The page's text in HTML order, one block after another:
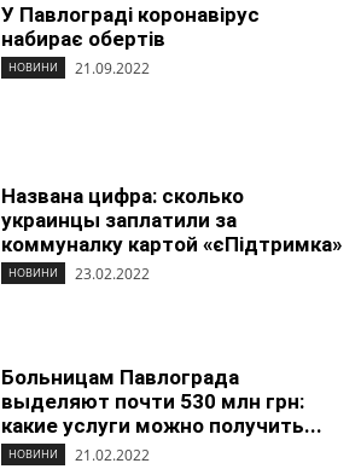
У Павлограді коронавірус
набирає обертів
НОВИНИ 21.09.2022
Названа цифра: сколько
украинцы заплатили за
коммуналку картой «єПідтримка»
НОВИНИ 23.02.2022
Больницам Павлограда
выделяют почти 530 млн грн:
какие услуги можно получить...
НОВИНИ 21.02.2022